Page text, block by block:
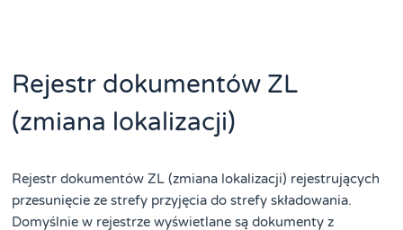
Rejestr dokumentów ZL
(zmiana lokalizacji)
Rejestr dokumentów ZL (zmiana lokalizacji) rejestrujących
przesunięcie ze strefy przyjęcia do strefy składowania.
Domyślnie w rejestrze wyświetlane są dokumenty z